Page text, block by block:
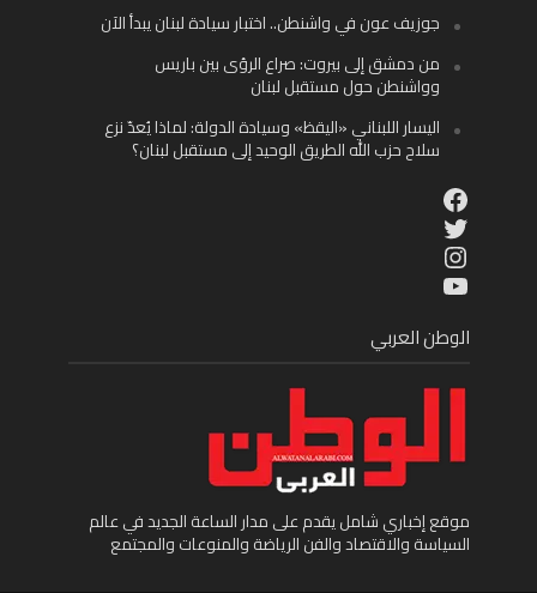
جوزيف عون في واشنطن.. اختبار سيادة لبنان يبدأ الآن
من دمشق إلى بيروت: صراع الرؤى بين باريس
وواشنطن حول مستقبل لبنان
اليسار اللبناني «اليقظ» وسيادة الدولة: لماذا يُعدّ نزع
سلاح حزب الله الطريق الوحيد إلى مستقبل لبنان؟
Facebook
Twitter
Instagram
YouTube
الوطن العربي
موقع إخباري شامل يقدم على مدار الساعة الجديد في عالم
السياسة والاقتصاد والفن الرياضة والمنوعات والمجتمع